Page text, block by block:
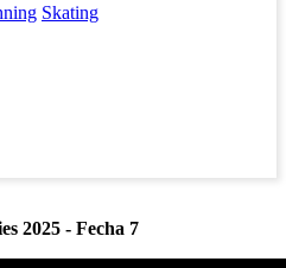
Skating
2025 - Fecha 7